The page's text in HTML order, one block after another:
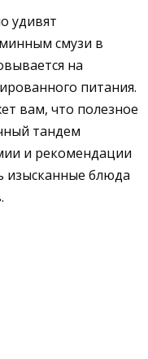
удивят
смузи в
на
питания.
вам, что полезное
тандем
и рекомендации
изысканные блюда